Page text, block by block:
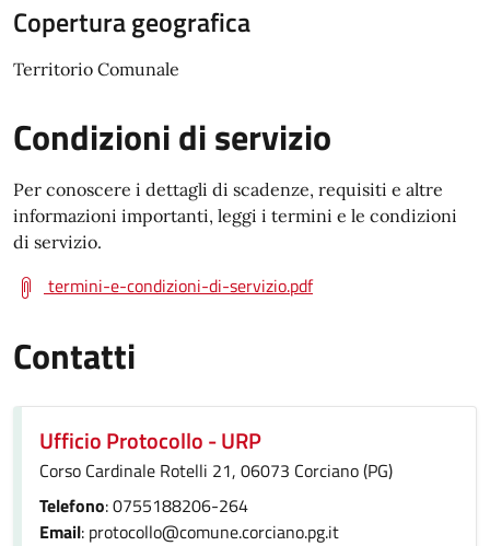
Copertura geografica
Territorio Comunale
Condizioni di servizio
Per conoscere i dettagli di scadenze, requisiti e altre
informazioni importanti, leggi i termini e le condizioni
di servizio.
termini-e-condizioni-di-servizio.pdf
Contatti
Ufficio Protocollo - URP
Corso Cardinale Rotelli 21, 06073 Corciano (PG)
Telefono: 0755188206-264
Email: protocollo@comune.corciano.pg.it